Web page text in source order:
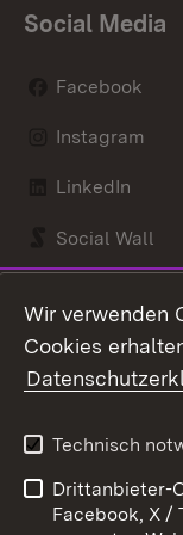
Social Media
Facebook
Instagram
LinkedIn
Social Wall
Kontakt
Impressum
Wir verwenden
Cookies
Technisch
Drittanbieter-
Facebook, X /